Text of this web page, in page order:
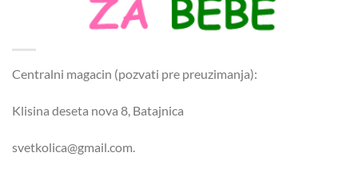
Centralni magacin (pozvati pre preuzimanja):
Klisina deseta nova 8, Batajnica
svetkolica@gmail.com.